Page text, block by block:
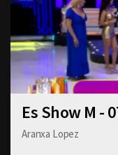
Es Show M -
Aranxa Lopez